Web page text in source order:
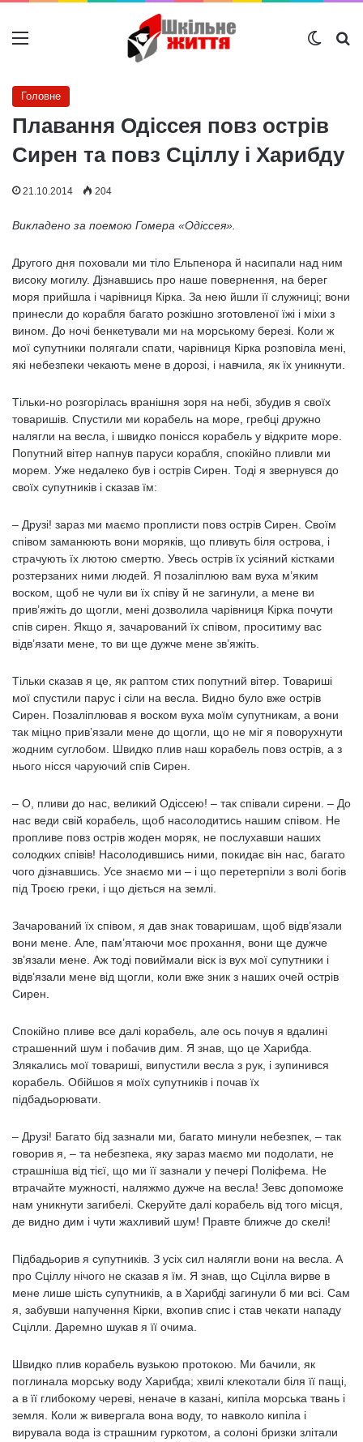
Меню
Головне
Плавання Одіссея повз острів
Сирен та повз Сціллу і Харибду
21.10.2014 204
Викладено за поемою Гомера «Одіссея».
Другого дня поховали ми тіло Ельпенора й насипали над ним
високу могилу. Дізнавшись про наше повернення, на берег
моря прийшла і чарівниця Кірка. За нею йшли її служниці; вони
принесли до корабля багато розкішно зготовленої їжі і міхи з
вином. До ночі бенкетували ми на морському березі. Коли ж
мої супутники полягали спати, чарівниця Кірка розповіла мені,
які небезпеки чекають мене в дорозі, і навчила, як їх уникнути.
Тільки-но розгорілась вранішня зоря на небі, збудив я своїх
товаришів. Спустили ми корабель на море, гребці дружно
налягли на весла, і швидко понісся корабель у відкрите море.
Попутний вітер напнув паруси корабля, спокійно пливли ми
морем. Уже недалеко був і острів Сирен. Тоді я звернувся до
своїх супутників і сказав їм:
– Друзі! зараз ми маємо проплисти повз острів Сирен. Своїм
співом заманюють вони моряків, що пливуть біля острова, і
страчують їх лютою смертю. Увесь острів їх усіяний кістками
розтерзаних ними людей. Я позаліплюю вам вуха м’яким
воском, щоб не чули ви їх співу й не загинули, а мене ви
прив’яжіть до щогли, мені дозволила чарівниця Кірка почути
спів сирен. Якщо я, зачарований їх співом, проситиму вас
відв’язати мене, то ви ще дужче мене зв’яжіть.
Тільки сказав я це, як раптом стих попутний вітер. Товариші
мої спустили парус і сіли на весла. Видно було вже острів
Сирен. Позаліплював я воском вуха моїм супутникам, а вони
так міцно прив’язали мене до щогли, що не міг я поворухнути
жодним суглобом. Швидко плив наш корабель повз острів, а з
нього нісся чаруючий спів Сирен.
– О, пливи до нас, великий Одіссею! – так співали сирени. – До
нас веди свій корабель, щоб насолодитись нашим співом. Не
пропливе повз острів жоден моряк, не послухавши наших
солодких співів! Насолодившись ними, покидає він нас, багато
чого дізнавшись. Усе знаємо ми – і що перетерпіли з волі богів
під Троєю греки, і що діється на землі.
Зачарований їх співом, я дав знак товаришам, щоб відв’язали
вони мене. Але, пам’ятаючи моє прохання, вони ще дужче
зв’язали мене. Аж тоді повиймали віск із вух мої супутники і
відв’язали мене від щогли, коли вже зник з наших очей острів
Сирен.
Спокійно пливе все далі корабель, але ось почув я вдалині
страшенний шум і побачив дим. Я знав, що це Харибда.
Злякались мої товариші, випустили весла з рук, і зупинився
корабель. Обійшов я моїх супутників і почав їх
підбадьорювати.
– Друзі! Багато бід зазнали ми, багато минули небезпек, – так
говорив я, – та небезпека, яку зараз маємо ми подолати, не
страшніша від тієї, що ми її зазнали у печері Поліфема. Не
втрачайте мужності, наляжмо дужче на весла! Зевс допоможе
нам уникнути загибелі. Скеруйте далі корабель від того місця,
де видно дим і чути жахливий шум! Правте ближче до скелі!
Підбадьорив я супутників. З усіх сил налягли вони на весла. А
про Сціллу нічого не сказав я їм. Я знав, що Сцілла вирве в
мене лише шість супутників, а в Харибді загинули б ми всі. Сам
я, забувши напучення Кірки, вхопив спис і став чекати нападу
Сцілли. Даремно шукав я її очима.
Швидко плив корабель вузькою протокою. Ми бачили, як
поглинала морську воду Харибда; хвилі клекотали біля її пащі,
а в її глибокому череві, неначе в казані, кипіла морська твань і
земля. Коли ж вивергала вона воду, то навколо кипіла і
вирувала вода із страшним гуркотом, а солоні бризки злітали